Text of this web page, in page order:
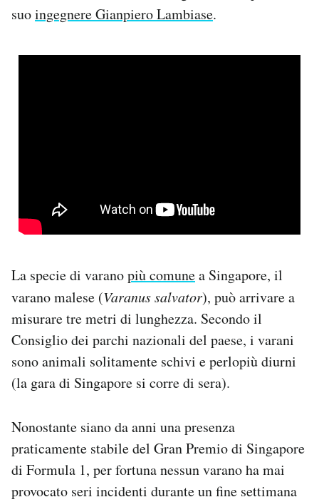
suoingegnere Gianpiero Lambiase.
La specie di varanopiù comunea Singapore, il
varano malese (Varanus salvator), può arrivare a
misurare tre metri di lunghezza. Secondo il
Consiglio dei parchi nazionali del paese, i varani
sono animali solitamente schivi e perlopiù diurni
(la gara di Singapore si corre di sera).
Nonostante siano da anni una presenza
praticamente stabile del Gran Premio di Singapore
di Formula 1, per fortuna nessun varano ha mai
provocato seri incidenti durante un fine settimana